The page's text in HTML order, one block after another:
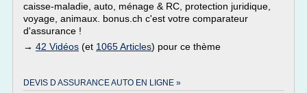
caisse-maladie, auto, ménage & RC, protection juridique,
voyage, animaux. bonus.ch c'est votre comparateur
d'assurance !
→ 42 Vidéos (et 1065 Articles) pour ce thème
DEVIS D ASSURANCE AUTO EN LIGNE »